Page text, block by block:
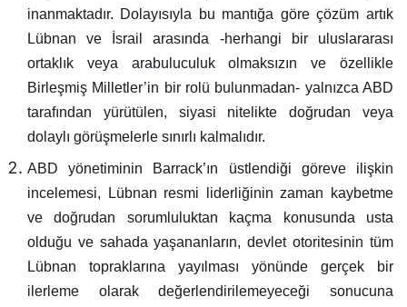
inanmaktadır. Dolayısıyla bu mantığa göre çözüm artık
Lübnan ve İsrail arasında -herhangi bir uluslararası
ortaklık veya arabuluculuk olmaksızın ve özellikle
Birleşmiş Milletler’in bir rolü bulunmadan- yalnızca ABD
tarafından yürütülen, siyasi nitelikte doğrudan veya
dolaylı görüşmelerle sınırlı kalmalıdır.
ABD yönetiminin Barrack’ın üstlendiği göreve ilişkin
incelemesi, Lübnan resmi liderliğinin zaman kaybetme
ve doğrudan sorumluluktan kaçma konusunda usta
olduğu ve sahada yaşananların, devlet otoritesinin tüm
Lübnan topraklarına yayılması yönünde gerçek bir
ilerleme olarak değerlendirilemeyeceği sonucuna